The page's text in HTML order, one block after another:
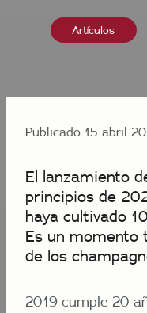
Artículos
Publicado 15 abril
El lanzamiento
principios de
haya cultivado
Es un momento
de los
2019 cumple 20